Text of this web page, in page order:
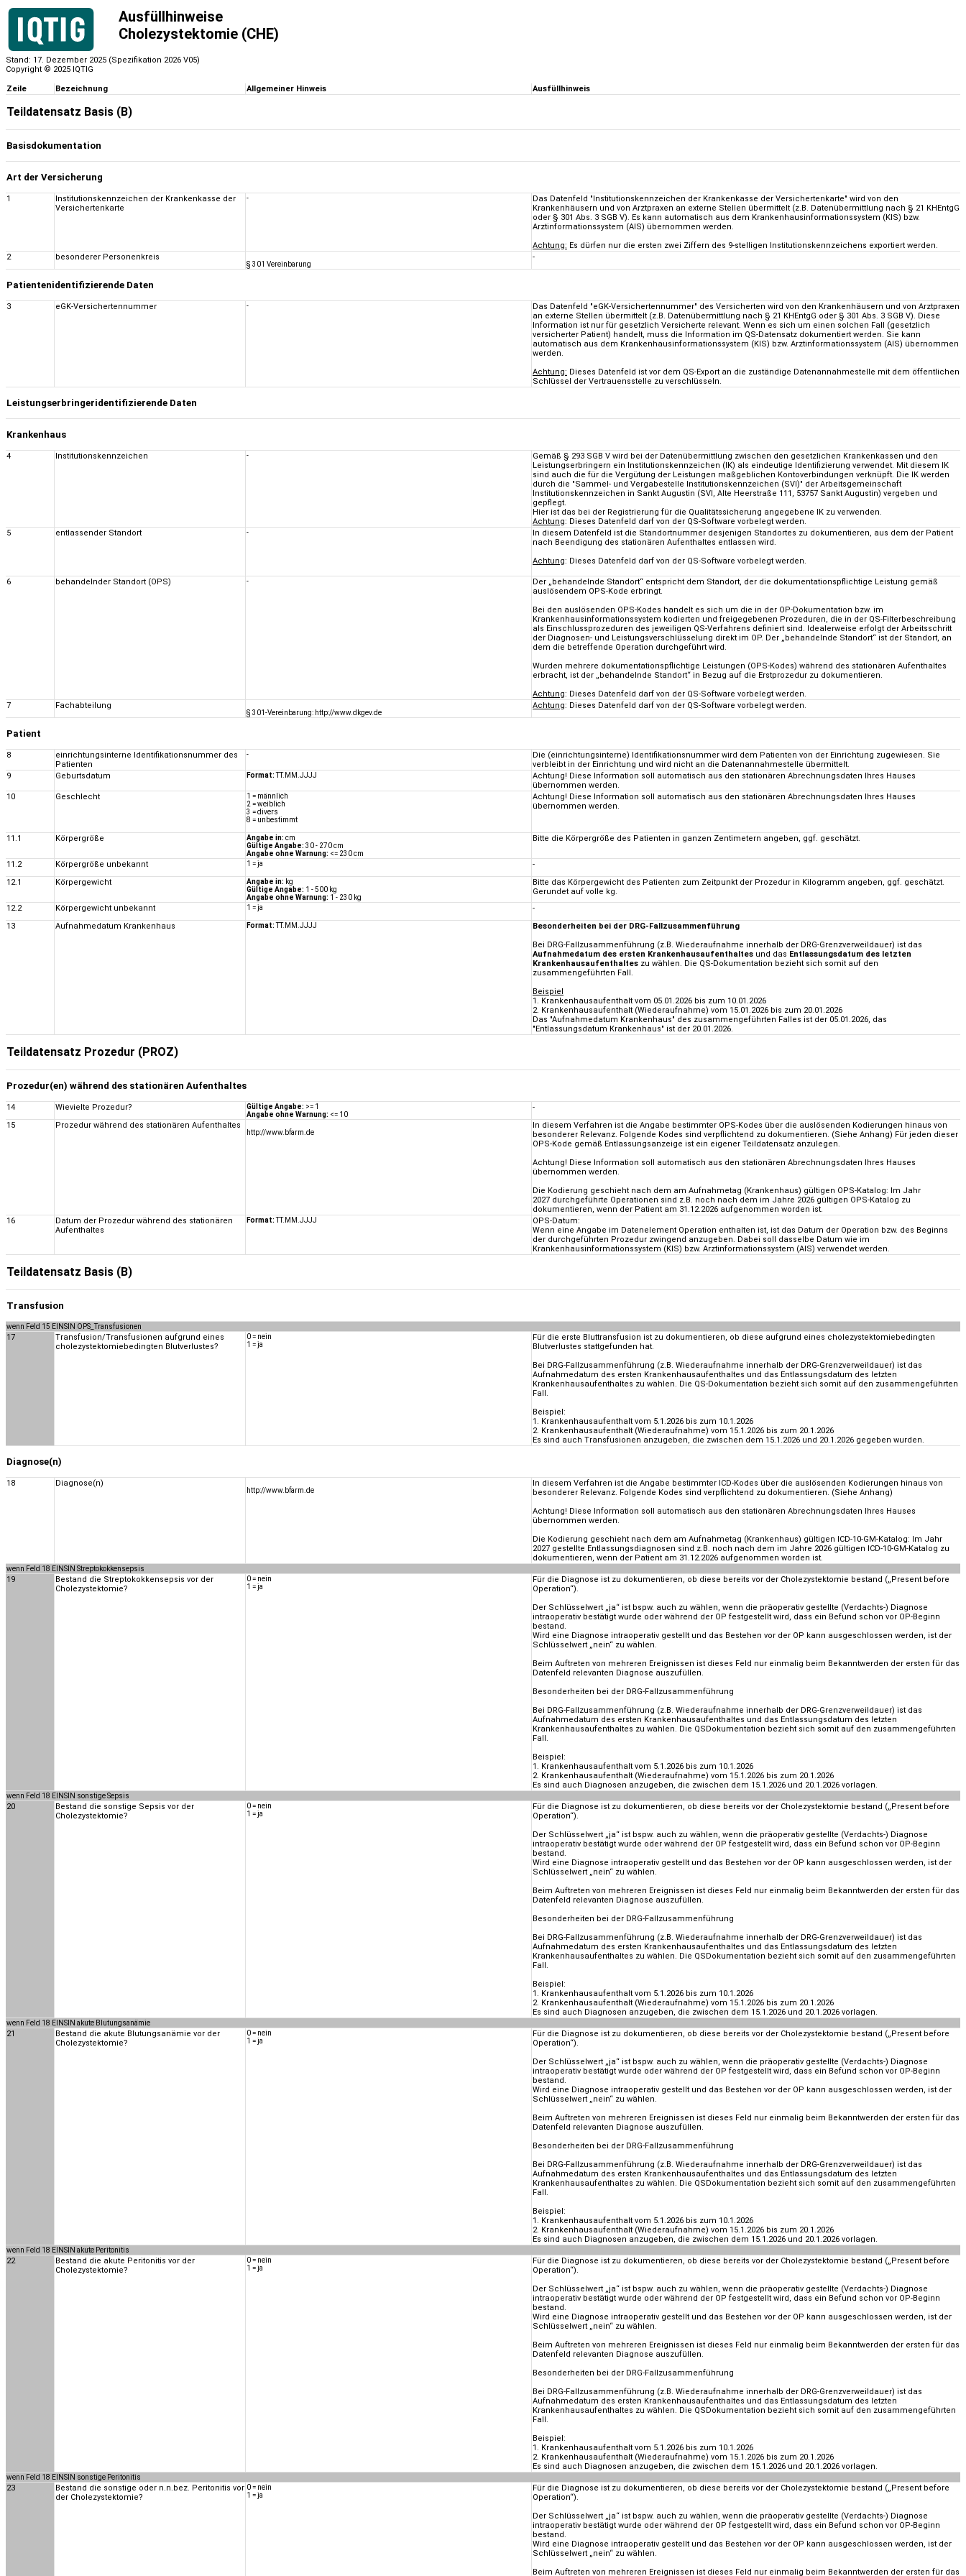
Ausfüllhinweise
Cholezystektomie (CHE)
Stand: 17. Dezember 2025 (Spezifikation 2026 V05)
Copyright © 2025 IQTIG
Zeile Bezeichnung Allgemeiner Hinweis Ausfüllhinweis
Teildatensatz Basis (B)
Basisdokumentation
Art der Versicherung
1
Institutionskennzeichen der Krankenkasse der
Versichertenkarte
-
Das Datenfeld "Institutionskennzeichen der Krankenkasse der Versichertenkarte" wird von den
Krankenhäusern und von Arztpraxen an externe Stellen übermittelt (z.B. Datenübermittlung nach § 21 KHEntgG
oder § 301 Abs. 3 SGB V). Es kann automatisch aus dem Krankenhausinformationssystem (KIS) bzw.
Arztinformationssystem (AIS) übernommen werden.
Achtung: Es dürfen nur die ersten zwei Ziffern des 9-stelligen Institutionskennzeichens exportiert werden.
2
besonderer Personenkreis
§ 301 Vereinbarung
-
Patientenidentifizierende Daten
3 eGK-Versichertennummer -
Das Datenfeld "eGK-Versichertennummer" des Versicherten wird von den Krankenhäusern und von Arztpraxen
an externe Stellen übermittelt (z.B. Datenübermittlung nach § 21 KHEntgG oder § 301 Abs. 3 SGB V). Diese
Information ist nur für gesetzlich Versicherte relevant. Wenn es sich um einen solchen Fall (gesetzlich
versicherter Patient) handelt, muss die Information im QS-Datensatz dokumentiert werden. Sie kann
automatisch aus dem Krankenhausinformationssystem (KIS) bzw. Arztinformationssystem (AIS) übernommen
werden.
Achtung: Dieses Datenfeld ist vor dem QS-Export an die zuständige Datenannahmestelle mit dem öffentlichen
Schlüssel der Vertrauensstelle zu verschlüsseln.
Leistungserbringeridentifizierende Daten
Krankenhaus
4 Institutionskennzeichen -
Gemäß § 293 SGB V wird bei der Datenübermittlung zwischen den gesetzlichen Krankenkassen und den
Leistungserbringern ein Institutionskennzeichen (IK) als eindeutige Identifizierung verwendet. Mit diesem IK
sind auch die für die Vergütung der Leistungen maßgeblichen Kontoverbindungen verknüpft. Die IK werden
durch die "Sammel- und Vergabestelle Institutionskennzeichen (SVI)" der Arbeitsgemeinschaft
Institutionskennzeichen in Sankt Augustin (SVI, Alte Heerstraße 111, 53757 Sankt Augustin) vergeben und
gepflegt.
Hier ist das bei der Registrierung für die Qualitätssicherung angegebene IK zu verwenden.
Achtung: Dieses Datenfeld darf von der QS-Software vorbelegt werden.
5
entlassender Standort -
In diesem Datenfeld ist die Standortnummer desjenigen Standortes zu dokumentieren, aus dem der Patient
nach Beendigung des stationären Aufenthaltes entlassen wird.
Achtung: Dieses Datenfeld darf von der QS-Software vorbelegt werden.
6 behandelnder Standort (OPS) -
Der „behandelnde Standort“ entspricht dem Standort, der die dokumentationspflichtige Leistung gemäß
auslösendem OPS-Kode erbringt.
Bei den auslösenden OPS-Kodes handelt es sich um die in der OP-Dokumentation bzw. im
Krankenhausinformationssystem kodierten und freigegebenen Prozeduren, die in der QS-Filterbeschreibung
als Einschlussprozeduren des jeweiligen QS-Verfahrens definiert sind. Idealerweise erfolgt der Arbeitsschritt
der Diagnosen- und Leistungsverschlüsselung direkt im OP. Der „behandelnde Standort“ ist der Standort, an
dem die betreffende Operation durchgeführt wird.
Wurden mehrere dokumentationspflichtige Leistungen (OPS-Kodes) während des stationären Aufenthaltes
erbracht, ist der „behandelnde Standort“ in Bezug auf die Erstprozedur zu dokumentieren.
Achtung: Dieses Datenfeld darf von der QS-Software vorbelegt werden.
7
Fachabteilung
§ 301-Vereinbarung: http://www.dkgev.de
Achtung: Dieses Datenfeld darf von der QS-Software vorbelegt werden.
Patient
8
einrichtungsinterne Identifikationsnummer des
Patienten
-
Die (einrichtungsinterne) Identifikationsnummer wird dem Patienten von der Einrichtung zugewiesen. Sie
verbleibt in der Einrichtung und wird nicht an die Datenannahmestelle übermittelt.
9
Geburtsdatum Format:TT.MM.JJJJ
Achtung! Diese Information soll automatisch aus den stationären Abrechnungsdaten Ihres Hauses
übernommen werden.
10
Geschlecht
1 = männlich
2 = weiblich
3 = divers
8 = unbestimmt
Achtung! Diese Information soll automatisch aus den stationären Abrechnungsdaten Ihres Hauses
übernommen werden.
11.1 Körpergröße Angabe in: cm
Gültige Angabe: 30 - 270 cm
Angabe ohne Warnung: <= 230 cm
Bitte die Körpergröße des Patienten in ganzen Zentimetern angeben, ggf. geschätzt.
11.2 Körpergröße unbekannt 1 = ja
-
12.1
Körpergewicht Angabe in: kg
Gültige Angabe: 1 - 500 kg
Angabe ohne Warnung: 1 - 230 kg
Bitte das Körpergewicht des Patienten zum Zeitpunkt der Prozedur in Kilogramm angeben, ggf. geschätzt.
Gerundet auf volle kg.
12.2
Körpergewicht unbekannt 1 = ja
-
13
Aufnahmedatum Krankenhaus Format:TT.MM.JJJJ
Besonderheiten bei der DRG-Fallzusammenführung
Bei DRG-Fallzusammenführung (z.B. Wiederaufnahme innerhalb der DRG-Grenzverweildauer) ist das
Aufnahmedatum des ersten Krankenhausaufenthaltes und das Entlassungsdatum des letzten
Krankenhausaufenthaltes zu wählen. Die QS-Dokumentation bezieht sich somit auf den
zusammengeführten Fall.
Beispiel
1. Krankenhausaufenthalt vom 05.01.2026 bis zum 10.01.2026
2. Krankenhausaufenthalt (Wiederaufnahme) vom 15.01.2026 bis zum 20.01.2026
Das "Aufnahmedatum Krankenhaus" des zusammengeführten Falles ist der 05.01.2026, das
"Entlassungsdatum Krankenhaus" ist der 20.01.2026.
Teildatensatz Prozedur (PROZ)
Prozedur(en) während des stationären Aufenthaltes
14 Wievielte Prozedur? Gültige Angabe: >= 1
Angabe ohne Warnung: <= 10
-
15
Prozedur während des stationären Aufenthaltes
http://www.bfarm.de
In diesem Verfahren ist die Angabe bestimmter OPS-Kodes über die auslösenden Kodierungen hinaus von
besonderer Relevanz. Folgende Kodes sind verpflichtend zu dokumentieren. (Siehe Anhang) Für jeden dieser
OPS-Kode gemäß Entlassungsanzeige ist ein eigener Teildatensatz anzulegen.
Achtung! Diese Information soll automatisch aus den stationären Abrechnungsdaten Ihres Hauses
übernommen werden.
Die Kodierung geschieht nach dem am Aufnahmetag (Krankenhaus) gültigen OPS-Katalog: Im Jahr
2027 durchgeführte Operationen sind z.B. noch nach dem im Jahre 2026 gültigen OPS-Katalog zu
dokumentieren, wenn der Patient am 31.12.2026 aufgenommen worden ist.
16
Datum der Prozedur während des stationären
Aufenthaltes
Format:TT.MM.JJJJ
OPS-Datum:
Wenn eine Angabe im Datenelement Operation enthalten ist, ist das Datum der Operation bzw. des Beginns
der durchgeführten Prozedur zwingend anzugeben. Dabei soll dasselbe Datum wie im
Krankenhausinformationssystem (KIS) bzw. Arztinformationssystem (AIS) verwendet werden.
Teildatensatz Basis (B)
Transfusion
wenn Feld 15 EINSIN OPS_Transfusionen
17
Transfusion/Transfusionen aufgrund eines
cholezystektomiebedingten Blutverlustes?
0 = nein
1 = ja
Für die erste Bluttransfusion ist zu dokumentieren, ob diese aufgrund eines cholezystektomiebedingten
Blutverlustes stattgefunden hat.
Bei DRG-Fallzusammenführung (z.B. Wiederaufnahme innerhalb der DRG-Grenzverweildauer) ist das
Aufnahmedatum des ersten Krankenhausaufenthaltes und das Entlassungsdatum des letzten
Krankenhausaufenthaltes zu wählen. Die QS-Dokumentation bezieht sich somit auf den zusammengeführten
Fall.
Beispiel:
1. Krankenhausaufenthalt vom 5.1.2026 bis zum 10.1.2026
2. Krankenhausaufenthalt (Wiederaufnahme) vom 15.1.2026 bis zum 20.1.2026
Es sind auch Transfusionen anzugeben, die zwischen dem 15.1.2026 und 20.1.2026 gegeben wurden.
Diagnose(n)
18 Diagnose(n)
http://www.bfarm.de
In diesem Verfahren ist die Angabe bestimmter ICD-Kodes über die auslösenden Kodierungen hinaus von
besonderer Relevanz. Folgende Kodes sind verpflichtend zu dokumentieren. (Siehe Anhang)
Achtung! Diese Information soll automatisch aus den stationären Abrechnungsdaten Ihres Hauses
übernommen werden.
Die Kodierung geschieht nach dem am Aufnahmetag (Krankenhaus) gültigen ICD-10-GM-Katalog: Im Jahr
2027 gestellte Entlassungsdiagnosen sind z.B. noch nach dem im Jahre 2026 gültigen ICD-10-GM-Katalog zu
dokumentieren, wenn der Patient am 31.12.2026 aufgenommen worden ist.
wenn Feld 18 EINSIN Streptokokkensepsis
19
Bestand die Streptokokkensepsis vor der
Cholezystektomie?
0 = nein
1 = ja
Für die Diagnose ist zu dokumentieren, ob diese bereits vor der Cholezystektomie bestand („Present before
Operation“).
Der Schlüsselwert „ja“ ist bspw. auch zu wählen, wenn die präoperativ gestellte (Verdachts-) Diagnose
intraoperativ bestätigt wurde oder während der OP festgestellt wird, dass ein Befund schon vor OP-Beginn
bestand.
Wird eine Diagnose intraoperativ gestellt und das Bestehen vor der OP kann ausgeschlossen werden, ist der
Schlüsselwert „nein“ zu wählen.
Beim Auftreten von mehreren Ereignissen ist dieses Feld nur einmalig beim Bekanntwerden der ersten für das
Datenfeld relevanten Diagnose auszufüllen.
Besonderheiten bei der DRG-Fallzusammenführung
Bei DRG-Fallzusammenführung (z.B. Wiederaufnahme innerhalb der DRG-Grenzverweildauer) ist das
Aufnahmedatum des ersten Krankenhausaufenthaltes und das Entlassungsdatum des letzten
Krankenhausaufenthaltes zu wählen. Die QSDokumentation bezieht sich somit auf den zusammengeführten
Fall.
Beispiel:
1. Krankenhausaufenthalt vom 5.1.2026 bis zum 10.1.2026
2. Krankenhausaufenthalt (Wiederaufnahme) vom 15.1.2026 bis zum 20.1.2026
Es sind auch Diagnosen anzugeben, die zwischen dem 15.1.2026 und 20.1.2026 vorlagen.
wenn Feld 18 EINSIN sonstige Sepsis
20
Bestand die sonstige Sepsis vor der
Cholezystektomie?
0 = nein
1 = ja
Für die Diagnose ist zu dokumentieren, ob diese bereits vor der Cholezystektomie bestand („Present before
Operation“).
Der Schlüsselwert „ja“ ist bspw. auch zu wählen, wenn die präoperativ gestellte (Verdachts-) Diagnose
intraoperativ bestätigt wurde oder während der OP festgestellt wird, dass ein Befund schon vor OP-Beginn
bestand.
Wird eine Diagnose intraoperativ gestellt und das Bestehen vor der OP kann ausgeschlossen werden, ist der
Schlüsselwert „nein“ zu wählen.
Beim Auftreten von mehreren Ereignissen ist dieses Feld nur einmalig beim Bekanntwerden der ersten für das
Datenfeld relevanten Diagnose auszufüllen.
Besonderheiten bei der DRG-Fallzusammenführung
Bei DRG-Fallzusammenführung (z.B. Wiederaufnahme innerhalb der DRG-Grenzverweildauer) ist das
Aufnahmedatum des ersten Krankenhausaufenthaltes und das Entlassungsdatum des letzten
Krankenhausaufenthaltes zu wählen. Die QSDokumentation bezieht sich somit auf den zusammengeführten
Fall.
Beispiel:
1. Krankenhausaufenthalt vom 5.1.2026 bis zum 10.1.2026
2. Krankenhausaufenthalt (Wiederaufnahme) vom 15.1.2026 bis zum 20.1.2026
Es sind auch Diagnosen anzugeben, die zwischen dem 15.1.2026 und 20.1.2026 vorlagen.
wenn Feld 18 EINSIN akute Blutungsanämie
21
Bestand die akute Blutungsanämie vor der
Cholezystektomie?
0 = nein
1 = ja
Für die Diagnose ist zu dokumentieren, ob diese bereits vor der Cholezystektomie bestand („Present before
Operation“).
Der Schlüsselwert „ja“ ist bspw. auch zu wählen, wenn die präoperativ gestellte (Verdachts-) Diagnose
intraoperativ bestätigt wurde oder während der OP festgestellt wird, dass ein Befund schon vor OP-Beginn
bestand.
Wird eine Diagnose intraoperativ gestellt und das Bestehen vor der OP kann ausgeschlossen werden, ist der
Schlüsselwert „nein“ zu wählen.
Beim Auftreten von mehreren Ereignissen ist dieses Feld nur einmalig beim Bekanntwerden der ersten für das
Datenfeld relevanten Diagnose auszufüllen.
Besonderheiten bei der DRG-Fallzusammenführung
Bei DRG-Fallzusammenführung (z.B. Wiederaufnahme innerhalb der DRG-Grenzverweildauer) ist das
Aufnahmedatum des ersten Krankenhausaufenthaltes und das Entlassungsdatum des letzten
Krankenhausaufenthaltes zu wählen. Die QSDokumentation bezieht sich somit auf den zusammengeführten
Fall.
Beispiel:
1. Krankenhausaufenthalt vom 5.1.2026 bis zum 10.1.2026
2. Krankenhausaufenthalt (Wiederaufnahme) vom 15.1.2026 bis zum 20.1.2026
Es sind auch Diagnosen anzugeben, die zwischen dem 15.1.2026 und 20.1.2026 vorlagen.
wenn Feld 18 EINSIN akute Peritonitis
22
Bestand die akute Peritonitis vor der
Cholezystektomie?
0 = nein
1 = ja
Für die Diagnose ist zu dokumentieren, ob diese bereits vor der Cholezystektomie bestand („Present before
Operation“).
Der Schlüsselwert „ja“ ist bspw. auch zu wählen, wenn die präoperativ gestellte (Verdachts-) Diagnose
intraoperativ bestätigt wurde oder während der OP festgestellt wird, dass ein Befund schon vor OP-Beginn
bestand.
Wird eine Diagnose intraoperativ gestellt und das Bestehen vor der OP kann ausgeschlossen werden, ist der
Schlüsselwert „nein“ zu wählen.
Beim Auftreten von mehreren Ereignissen ist dieses Feld nur einmalig beim Bekanntwerden der ersten für das
Datenfeld relevanten Diagnose auszufüllen.
Besonderheiten bei der DRG-Fallzusammenführung
Bei DRG-Fallzusammenführung (z.B. Wiederaufnahme innerhalb der DRG-Grenzverweildauer) ist das
Aufnahmedatum des ersten Krankenhausaufenthaltes und das Entlassungsdatum des letzten
Krankenhausaufenthaltes zu wählen. Die QSDokumentation bezieht sich somit auf den zusammengeführten
Fall.
Beispiel:
1. Krankenhausaufenthalt vom 5.1.2026 bis zum 10.1.2026
2. Krankenhausaufenthalt (Wiederaufnahme) vom 15.1.2026 bis zum 20.1.2026
Es sind auch Diagnosen anzugeben, die zwischen dem 15.1.2026 und 20.1.2026 vorlagen.
wenn Feld 18 EINSIN sonstige Peritonitis
23
Bestand die sonstige oder n.n.bez. Peritonitis vor
der Cholezystektomie?
0 = nein
1 = ja
Für die Diagnose ist zu dokumentieren, ob diese bereits vor der Cholezystektomie bestand („Present before
Operation“).
Der Schlüsselwert „ja“ ist bspw. auch zu wählen, wenn die präoperativ gestellte (Verdachts-) Diagnose
intraoperativ bestätigt wurde oder während der OP festgestellt wird, dass ein Befund schon vor OP-Beginn
bestand.
Wird eine Diagnose intraoperativ gestellt und das Bestehen vor der OP kann ausgeschlossen werden, ist der
Schlüsselwert „nein“ zu wählen.
Beim Auftreten von mehreren Ereignissen ist dieses Feld nur einmalig beim Bekanntwerden der ersten für das